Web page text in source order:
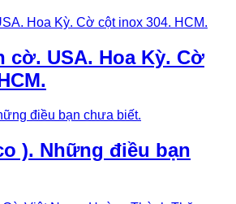
cờ. USA. Hoa Kỳ. Cờ
). Những điều bạn